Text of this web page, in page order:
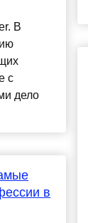
В
с
дело
в